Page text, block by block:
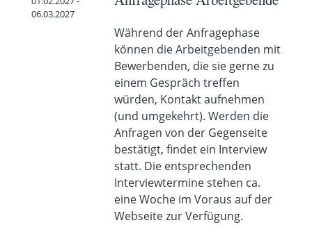
06.03.2027
Während der Anfragephase
können die Arbeitgebenden mit
Bewerbenden, die sie gerne zu
einem Gespräch treffen
würden, Kontakt aufnehmen
(und umgekehrt). Werden die
Anfragen von der Gegenseite
bestätigt, findet ein Interview
statt. Die entsprechenden
Interviewtermine stehen ca.
eine Woche im Voraus auf der
Webseite zur Verfügung.